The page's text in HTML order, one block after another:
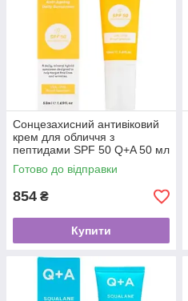
Сонцезахисний антивіковий
крем для обличчя з
пептидами SPF 50 Q+A 50 мл
Готово до відправки
854 ₴
Купити